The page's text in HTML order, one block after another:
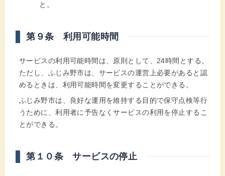
と。
第９条 利用可能時間
サービスの利用可能時間は、原則として、24時間とする。
ただし、ふじみ野市は、サービスの運営上必要があると認
めるときは、利用可能時間を変更することができる。
ふじみ野市は、良好な運用を維持する目的で保守点検等行
うために、利用者に予告なくサービスの利用を停止するこ
とができる。
第１０条 サービスの停止